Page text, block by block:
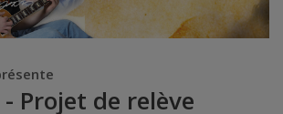
Projet de relève